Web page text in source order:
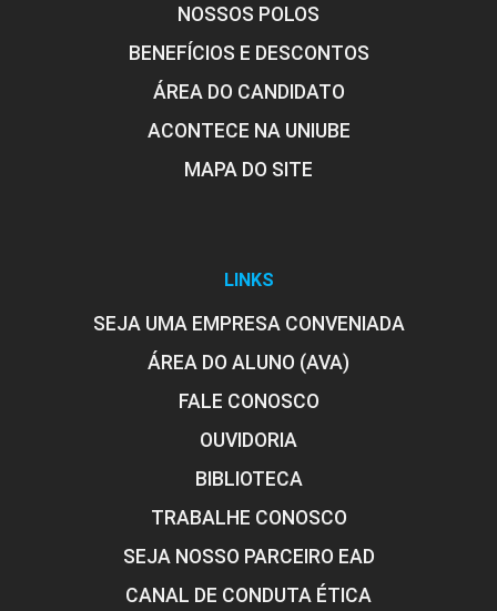
NOSSOS POLOS
BENEFÍCIOS E DESCONTOS
ÁREA DO CANDIDATO
ACONTECE NA UNIUBE
MAPA DO SITE
LINKS
SEJA UMA EMPRESA CONVENIADA
ÁREA DO ALUNO (AVA)
FALE CONOSCO
OUVIDORIA
BIBLIOTECA
TRABALHE CONOSCO
SEJA NOSSO PARCEIRO EAD
CANAL DE CONDUTA ÉTICA